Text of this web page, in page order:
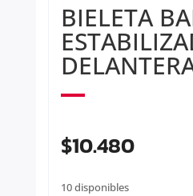
BIELETA
$10.480
10 disponibles